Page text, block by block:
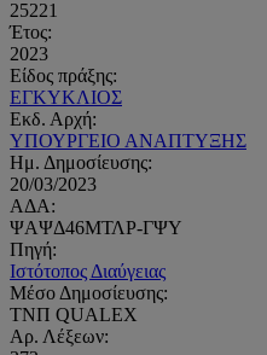
25221
Έτος:
2023
Είδος πράξης:
ΕΓΚΥΚΛΙΟΣ
Εκδ. Αρχή:
ΥΠΟΥΡΓΕΙΟ ΑΝΑΠΤΥΞΗΣ
Ημ. Δημοσίευσης:
20/03/2023
ΑΔΑ:
ΨΑΨΔ46ΜΤΛΡ-ΓΨΥ
Πηγή:
Ιστότοπος Διαύγειας
Μέσο Δημοσίευσης:
ΤΝΠ QUALEX
Αρ. Λέξεων: